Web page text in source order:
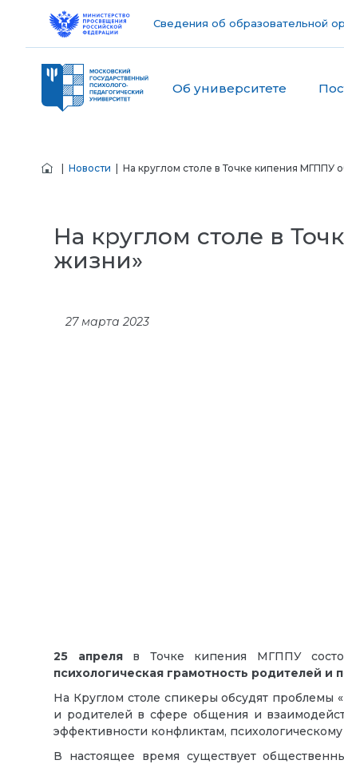
Сведения об образовательной
Об университете
Новости | На круглом столе в Точке кипения МГППУ
На круглом столе в
жизни»
27 марта 2023
25 апреляв Точке кипения МГППУ
психологическая грамотность родителей
На Круглом столе спикеры обсудят проблемы
и родителей в сфере общения и
эффективности конфликтам,
В настоящее время существует